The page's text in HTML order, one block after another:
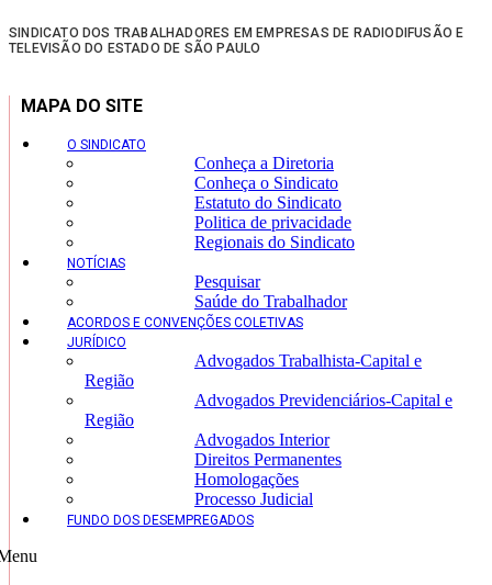
SINDICATO DOS TRABALHADORES EM EMPRESAS DE RADIODIFUSÃO E
TELEVISÃO DO ESTADO DE SÃO PAULO
MAPA DO SITE
O SINDICATO
Conheça a Diretoria
Conheça o Sindicato
Estatuto do Sindicato
Politica de privacidade
Regionais do Sindicato
NOTÍCIAS
Pesquisar
Saúde do Trabalhador
ACORDOS E CONVENÇÕES COLETIVAS
JURÍDICO
Advogados Trabalhista-Capital e
Região
Advogados Previdenciários-Capital e
Região
Advogados Interior
Direitos Permanentes
Homologações
Processo Judicial
FUNDO DOS DESEMPREGADOS